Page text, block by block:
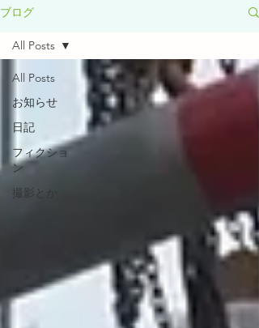
ブログ
All Posts
お知らせ
日記
フィクショ
ン
撮影とか
All Posts